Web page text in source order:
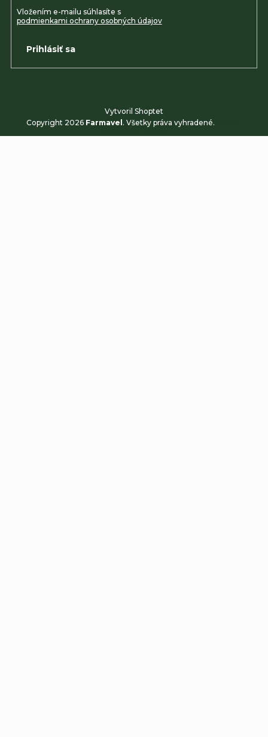
Vložením e-mailu súhlasíte s
podmienkami ochrany osobných údajov
Prihlásiť sa
Vytvoril Shoptet
Copyright 2026 Farmavel . Všetky práva vyhradené.